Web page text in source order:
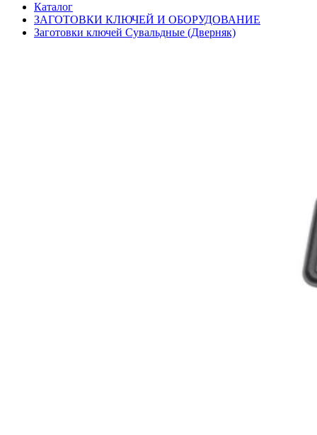
Каталог
ЗАГОТОВКИ КЛЮЧЕЙ И ОБОРУДОВАНИЕ
Заготовки ключей Сувальдные (Дверняк)